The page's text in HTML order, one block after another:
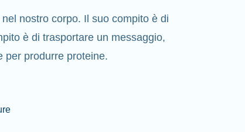
nostro corpo. Il suo compito è di
è di trasportare un messaggio,
per produrre proteine.